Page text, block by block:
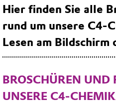
Hier finden Sie alle
rund um unsere C4-
Lesen am
BROSCHÜREN UND
UNSERE C4-